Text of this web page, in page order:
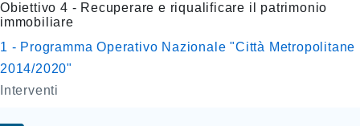
Obiettivo 4 - Recuperare e riqualificare il patrimonio
immobiliare
1 - Programma Operativo Nazionale "Città Metropolitane
2014/2020"
Interventi